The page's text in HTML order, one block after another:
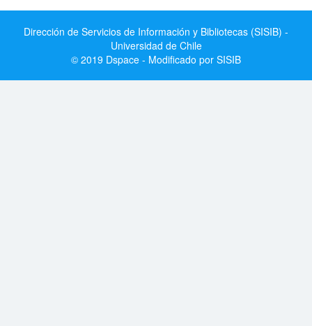
Dirección de Servicios de Información y Bibliotecas (SISIB) -
Universidad de Chile
© 2019 Dspace - Modificado por SISIB